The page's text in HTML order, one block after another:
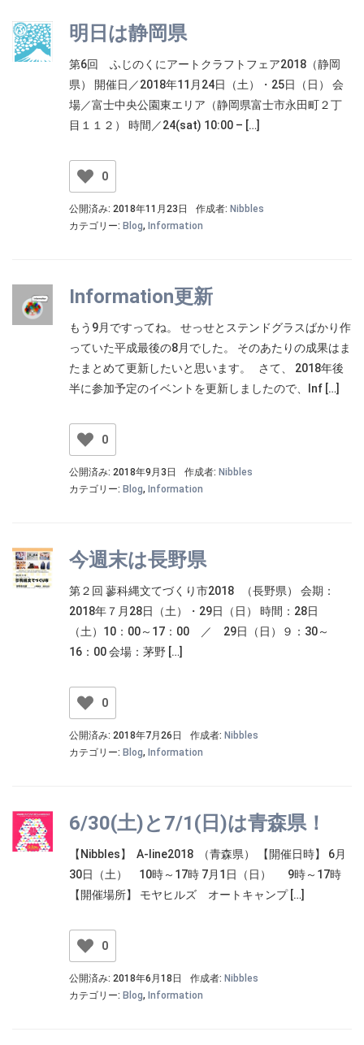
明日は静岡県
第6回 ふじのくにアートクラフトフェア2018（静岡
県） 開催日／2018年11月24日（土）・25日（日） 会
場／富士中央公園東エリア（静岡県富士市永田町２丁
目１１２） 時間／24(sat) 10:00 – […]
0
公開済み: 2018年11月23日 作成者: Nibbles
カテゴリー: Blog, Information
Information更新
もう9月ですってね。 せっせとステンドグラスばかり作
っていた平成最後の8月でした。 そのあたりの成果はま
たまとめて更新したいと思います。 さて、 2018年後
半に参加予定のイベントを更新しましたので、Inf […]
0
公開済み: 2018年9月3日 作成者: Nibbles
カテゴリー: Blog, Information
今週末は長野県
第２回 蓼科縄文てづくり市2018 （長野県） 会期：
2018年７月28日（土）・29日（日） 時間：28日
（土）10：00～17：00 ／ 29日（日）９：30～
16：00 会場：茅野 […]
0
公開済み: 2018年7月26日 作成者: Nibbles
カテゴリー: Blog, Information
6/30(土)と7/1(日)は青森県！
【Nibbles】 A-line2018 （青森県） 【開催日時】 6月
30日（土） 10時～17時 7月1日（日） 9時～17時
【開催場所】 モヤヒルズ オートキャンプ […]
0
公開済み: 2018年6月18日 作成者: Nibbles
カテゴリー: Blog, Information